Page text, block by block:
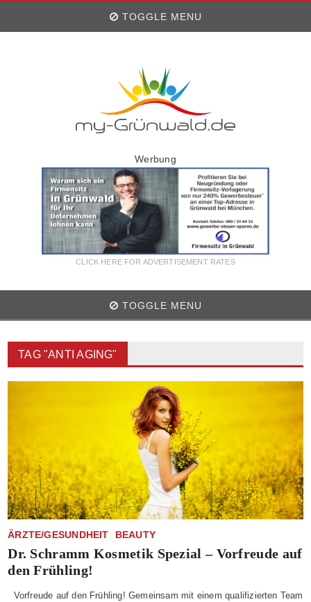
TOGGLE MENU
Werbung
CLICK HERE FOR ADVERTISEMENT RATES
TOGGLE MENU
TAG "ANTI AGING"
ÄRZTE/GESUNDHEIT BEAUTY
Dr. Schramm Kosmetik Spezial – Vorfreude auf
den Frühling!
Vorfreude auf den Frühling! Gemeinsam mit einem qualifizierten Team